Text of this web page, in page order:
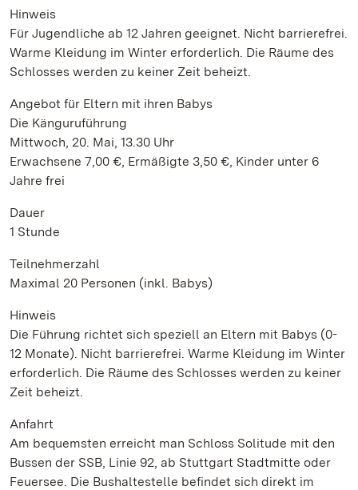
Hinweis
Für Jugendliche ab 12 Jahren geeignet. Nicht barrierefrei.
Warme Kleidung im Winter erforderlich. Die Räume des
Schlosses werden zu keiner Zeit beheizt.
Angebot für Eltern mit ihren Babys
Die Känguruführung
Mittwoch, 20. Mai, 13.30 Uhr
Erwachsene 7,00 €, Ermäßigte 3,50 €, Kinder unter 6
Jahre frei
Dauer
1 Stunde
Teilnehmerzahl
Maximal 20 Personen (inkl. Babys)
Hinweis
Die Führung richtet sich speziell an Eltern mit Babys (0-
12 Monate). Nicht barrierefrei. Warme Kleidung im Winter
erforderlich. Die Räume des Schlosses werden zu keiner
Zeit beheizt.
Anfahrt
Am bequemsten erreicht man Schloss Solitude mit den
Bussen der SSB, Linie 92, ab Stuttgart Stadtmitte oder
Feuersee. Die Bushaltestelle befindet sich direkt im